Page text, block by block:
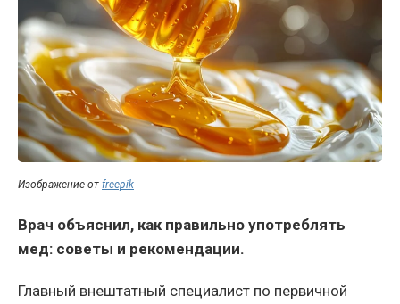
Изображение от freepik
Врач объяснил, как правильно употреблять
мед: советы и рекомендации.
Главный внештатный специалист по первичной